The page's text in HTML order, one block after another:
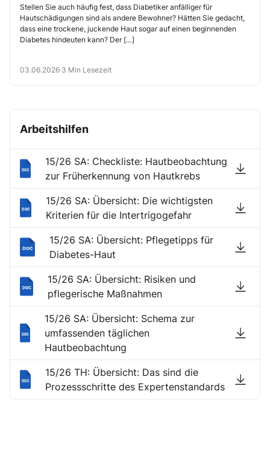
Stellen Sie auch häufig fest, dass Diabetiker anfälliger für
Hautschädigungen sind als andere Bewohner? Hätten Sie gedacht,
dass eine trockene, juckende Haut sogar auf einen beginnenden
Diabetes hindeuten kann? Der […]
03.06.2026·3 Min Lesezeit
Arbeitshilfen
15/26 SA: Checkliste: Hautbeobachtung
zur Früherkennung von Hautkrebs
15/26 SA: Übersicht: Die wichtigsten
Kriterien für die Intertrigogefahr
15/26 SA: Übersicht: Pflegetipps für
Diabetes-Haut
15/26 SA: Übersicht: Risiken und
pflegerische Maßnahmen
15/26 SA: Übersicht: Schema zur
umfassenden täglichen
Hautbeobachtung
15/26 TH: Übersicht: Das sind die
Prozessschritte des Expertenstandards